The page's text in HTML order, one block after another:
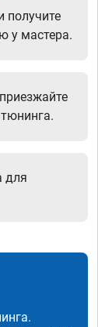
получите
у мастера.
для